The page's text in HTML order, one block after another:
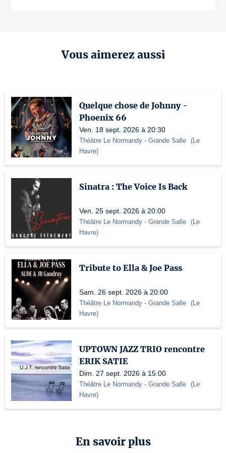
Vous aimerez aussi
Quelque chose de Johnny -
Phoenix 66
Ven. 18 sept. 2026 à 20:30
Théâtre Le Normandy - Grande Salle (Le
Havre)
Sinatra : The Voice Is Back
Ven. 25 sept. 2026 à 20:00
Théâtre Le Normandy - Grande Salle (Le
Havre)
Tribute to Ella & Joe Pass
Sam. 26 sept. 2026 à 20:00
Théâtre Le Normandy - Grande Salle (Le
Havre)
UPTOWN JAZZ TRIO rencontre
ERIK SATIE
Dim. 27 sept. 2026 à 15:00
Théâtre Le Normandy - Grande Salle (Le
Havre)
En savoir plus